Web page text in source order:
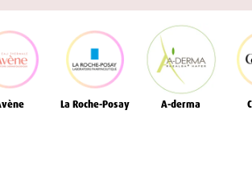
La Roche-Posay A-derma